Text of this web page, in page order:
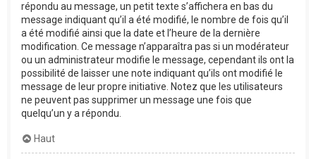
répondu au message, un petit texte s’affichera en bas du
message indiquant qu’il a été modifié, le nombre de fois qu’il
a été modifié ainsi que la date et l’heure de la dernière
modification. Ce message n’apparaîtra pas si un modérateur
ou un administrateur modifie le message, cependant ils ont la
possibilité de laisser une note indiquant qu’ils ont modifié le
message de leur propre initiative. Notez que les utilisateurs
ne peuvent pas supprimer un message une fois que
quelqu’un y a répondu.
Haut